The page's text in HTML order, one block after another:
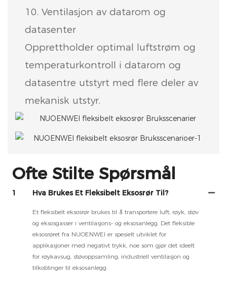
10. Ventilasjon av datarom og
datasenter
Opprettholder optimal luftstrøm og
temperaturkontroll i datarom og
datasentre utstyrt med flere deler av
mekanisk utstyr.
Ofte Stilte Spørsmål
1 Hva Brukes Et Fleksibelt Eksosrør Til?
Et fleksibelt eksosrør brukes til å transportere luft, røyk, støv
og eksosgasser i ventilasjons- og eksosanlegg. Det fleksible
eksosrøret fra NUOENWEI er spesielt utviklet for
applikasjoner med negativt trykk, noe som gjør det ideelt
for røykavsug, støvoppsamling, industriell ventilasjon og
tilkoblinger til eksosanlegg.